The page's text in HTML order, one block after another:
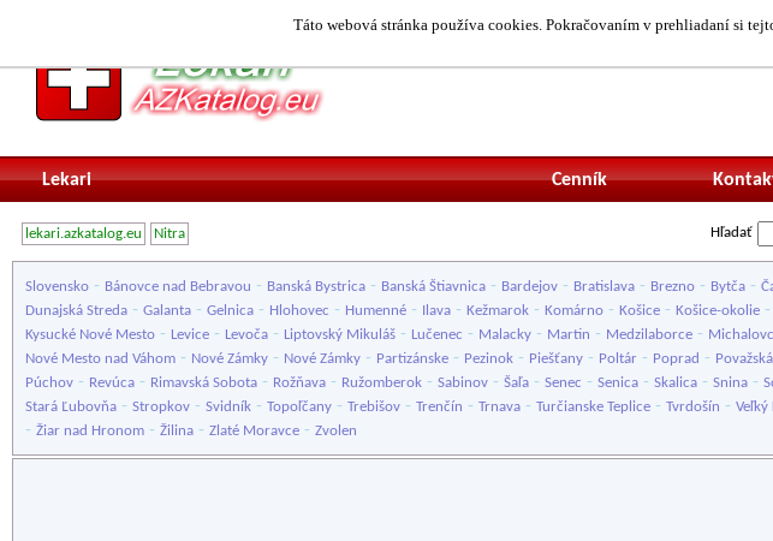
Táto webová stránka používa cookies. Pokračovaním v prehliadaní si
Lekari Cenník
lekari.azkatalog.eu Nitra Hľadať
Slovensko - Bánovce nad Bebravou - Banská Bystrica - Banská Štiavnica - Bardejov - Bratislava - Brezno - Bytča -
Dunajská Streda - Galanta - Gelnica - Hlohovec - Humenné - Ilava - Kežmarok - Komárno - Košice - Košice-okolie -
Kysucké Nové Mesto - Levice - Levoča - Liptovský Mikuláš - Lučenec - Malacky - Martin - Medzilaborce -
Nové Mesto nad Váhom - Nové Zámky - Nové Zámky - Partizánske - Pezinok - Piešťany - Poltár - Poprad -
Púchov - Revúca - Rimavská Sobota - Rožňava - Ružomberok - Sabinov - Šaľa - Senec - Senica - Skalica - Snina -
Stará Ľubovňa - Stropkov - Svidník - Topoľčany - Trebišov - Trenčín - Trnava - Turčianske Teplice - Tvrdošín - Veľký
- Žiar nad Hronom - Žilina - Zlaté Moravce - Zvolen